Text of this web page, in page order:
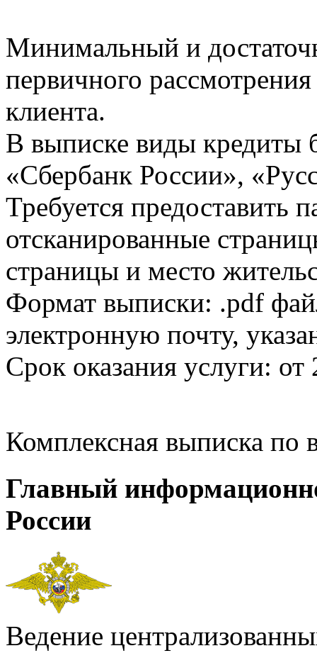
Минимальный и
первичного
клиента.
В выписке виды кредиты
«Сбербанк России»,
Требуется предоставить
отсканированные
страницы и место
Формат выписки: .pdf
электронную почту,
Срок оказания услуги: от
Комплексная выписка
Главный
России
Ведение